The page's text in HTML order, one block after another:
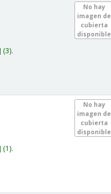
No hay
imagen de
cubierta
disponible
(3).
No hay
imagen de
cubierta
disponible
(1).